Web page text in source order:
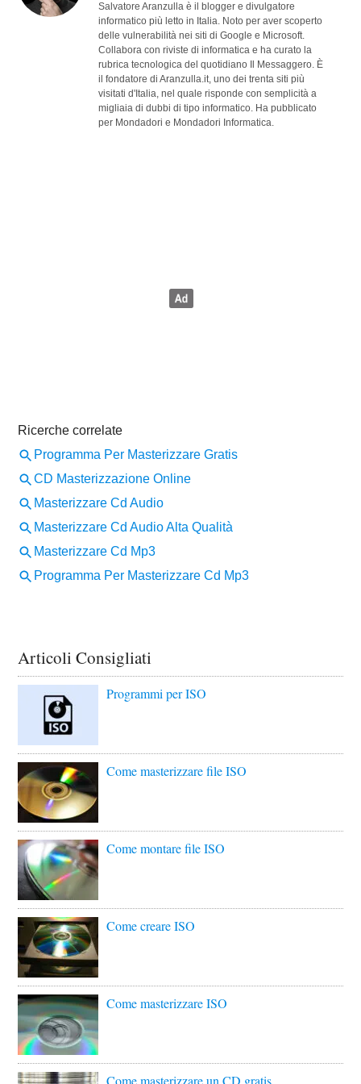
Salvatore Aranzulla è il blogger e divulgatore
informatico più letto in Italia. Noto per aver scoperto
delle vulnerabilità nei siti di Google e Microsoft.
Collabora con riviste di informatica e ha curato la
rubrica tecnologica del quotidiano Il Messaggero. È
il fondatore di Aranzulla.it, uno dei trenta siti più
visitati d'Italia, nel quale risponde con semplicità a
migliaia di dubbi di tipo informatico. Ha pubblicato
per Mondadori e Mondadori Informatica.
Articoli Consigliati
Programmi per ISO
Come masterizzare file ISO
Come montare file ISO
Come creare ISO
Come masterizzare ISO
Come masterizzare un CD gratis